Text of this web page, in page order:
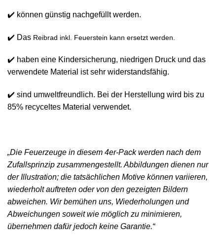
✔️ können günstig nachgefüllt werden.
✔️ Das Reibrad inkl. Feuerstein kann ersetzt werden.
✔️ haben eine Kindersicherung, niedrigen Druck und das
verwendete Material ist sehr widerstandsfähig.
✔️ sind umweltfreundlich. Bei der Herstellung wird bis zu
85% recyceltes Material verwendet.
„Die Feuerzeuge in diesem 4er-Pack werden nach dem
Zufallsprinzip zusammengestellt. Abbildungen dienen nur
der Illustration; die tatsächlichen Motive können variieren,
wiederholt auftreten oder von den gezeigten Bildern
abweichen. Wir bemühen uns, Wiederholungen und
Abweichungen soweit wie möglich zu minimieren,
übernehmen dafür jedoch keine Garantie.“